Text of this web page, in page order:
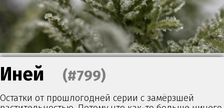
Иней (#799)
Остатки от прошлогодней серии с замёрзшей